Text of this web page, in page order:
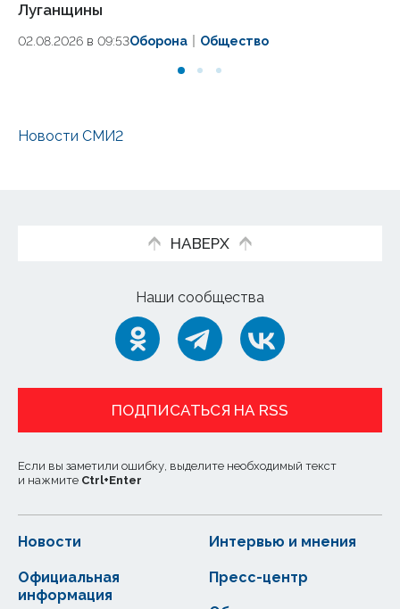
Луганщины
02.08.2026 в 09:53Оборона Общество
Новости СМИ2
НАВЕРХ
Наши сообщества
ПОДПИСАТЬСЯ НА RSS
Если вы заметили ошибку, выделите необходимый текст
и нажмите Ctrl+Enter
Новости
Официальная
информация
Интервью и мнения
Пресс-центр